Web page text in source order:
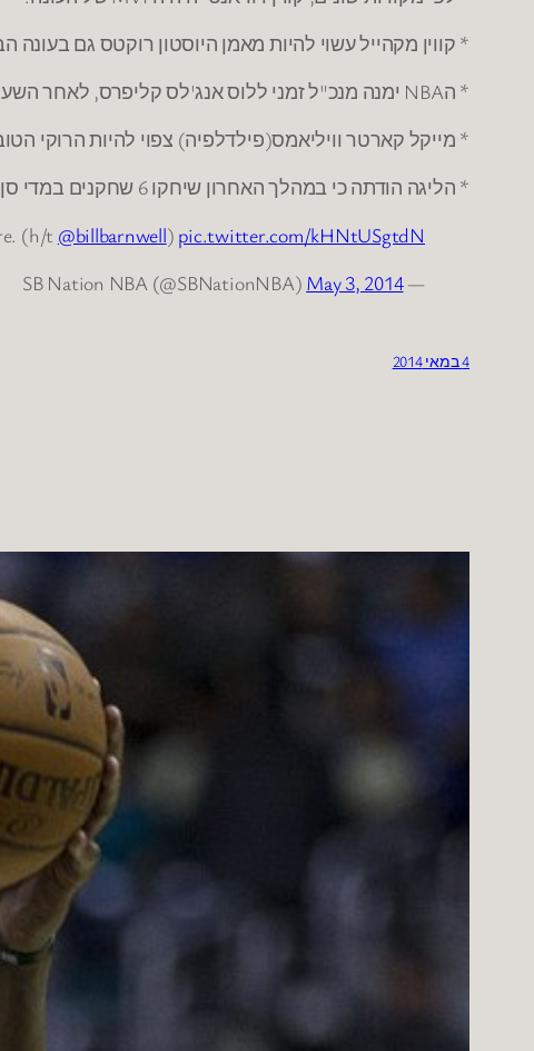
* קווין מקהייל עשוי להיות מאמן היוסטון רוקטס גם בעונה
* הNBA ימנה מנכ"ל זמני ללוס אנג'לס קליפרס, לאחר השעייתו של סטרלינג. במקביל, החל הNBA במכירת חולצות עם הכיתוב "We are one".
* מייקל קארטר וויליאמס(פילדלפיה) צפוי להיות הרוקי
* הליגה הודתה כי במהלך האחרון שיחקו 6 שחקנים במדי סן אנטוניו במשחק האחרון נגד דאלאס. בסופו של דבר המהלך לא הניב סל, ולכן לא השפיע.
(h/t @billbarnwell) pic.twitter.com/kHNtUSgtdN
— SB Nation NBA (@SBNationNBA)
May 3, 2014
4 במאי 2014